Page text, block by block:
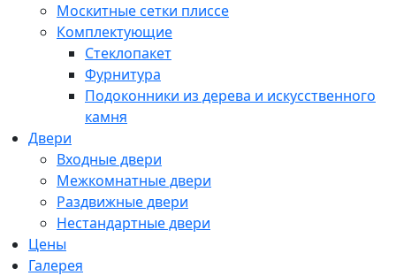
Москитные сетки плиссе
Комплектующие
Стеклопакет
Фурнитура
Подоконники из дерева и искусственного
камня
Двери
Входные двери
Межкомнатные двери
Раздвижные двери
Нестандартные двери
Цены
Галерея